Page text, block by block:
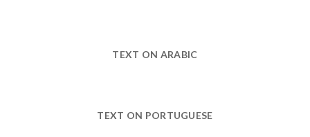
TEXT ON ARABIC
TEXT ON PORTUGUESE